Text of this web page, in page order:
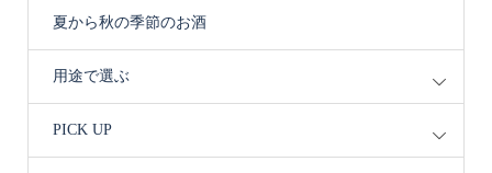
夏から秋の季節のお酒
用途で選ぶ
PICK UP